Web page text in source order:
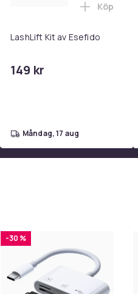
- USB-C 2m i varukorgen
med 2M USB-C till USB-C
pack Samsung
LashLift Kit av Esefido
149 kr
Lägg till
Köp
måndag, 17 aug
-30 %